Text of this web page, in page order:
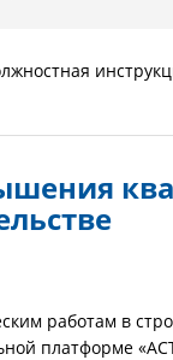
работам в
платформе